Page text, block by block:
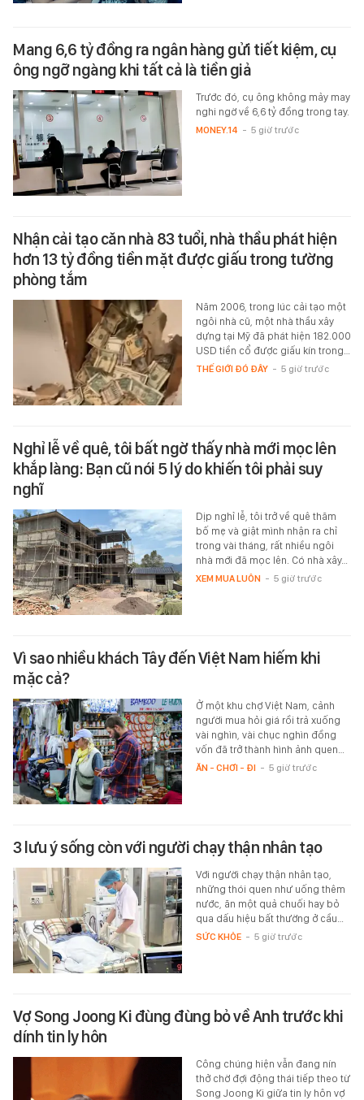
Mang 6,6 tỷ đồng ra ngân hàng gửi tiết kiệm, cụ
ông ngỡ ngàng khi tất cả là tiền giả
Trước đó, cụ ông không mảy may
nghi ngờ về 6,6 tỷ đồng trong tay.
MONEY.14 - 5 giờ trước
Nhận cải tạo căn nhà 83 tuổi, nhà thầu phát hiện
hơn 13 tỷ đồng tiền mặt được giấu trong tường
phòng tắm
Năm 2006, trong lúc cải tạo một
ngôi nhà cũ, một nhà thầu xây
dựng tại Mỹ đã phát hiện 182.000
USD tiền cổ được giấu kín trong…
THẾ GIỚI ĐÓ ĐÂY - 5 giờ trước
Nghỉ lễ về quê, tôi bất ngờ thấy nhà mới mọc lên
khắp làng: Bạn cũ nói 5 lý do khiến tôi phải suy
nghĩ
Dịp nghỉ lễ, tôi trở về quê thăm
bố mẹ và giật mình nhận ra chỉ
trong vài tháng, rất nhiều ngôi
nhà mới đã mọc lên. Có nhà xây…
XEM MUA LUÔN - 5 giờ trước
Vì sao nhiều khách Tây đến Việt Nam hiếm khi
mặc cả?
Ở một khu chợ Việt Nam, cảnh
người mua hỏi giá rồi trả xuống
vài nghìn, vài chục nghìn đồng
vốn đã trở thành hình ảnh quen…
ĂN - CHƠI - ĐI - 5 giờ trước
3 lưu ý sống còn với người chạy thận nhân tạo
Với người chạy thận nhân tạo,
những thói quen như uống thêm
nước, ăn một quả chuối hay bỏ
qua dấu hiệu bất thường ở cầu…
SỨC KHỎE - 5 giờ trước
Vợ Song Joong Ki đùng đùng bỏ về Anh trước khi
dính tin ly hôn
Công chúng hiện vẫn đang nín
thở chờ đợi động thái tiếp theo từ
Song Joong Ki giữa tin ly hôn vợ